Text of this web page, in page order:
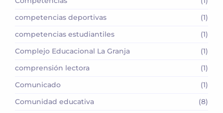
competencias deportivas
(1)
competencias estudiantiles
(1)
Complejo Educacional La Granja
(1)
comprensión lectora
(1)
Comunicado
(1)
Comunidad educativa
(8)